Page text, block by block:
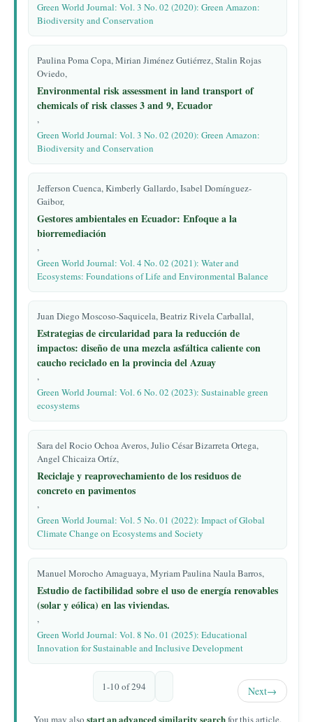
Green World Journal: Vol. 3 No. 02 (2020): Green Amazon:
Biodiversity and Conservation
Paulina Poma Copa, Mirian Jiménez Gutiérrez, Stalin Rojas
Oviedo,
Environmental risk assessment in land transport of
chemicals of risk classes 3 and 9, Ecuador
,
Green World Journal: Vol. 3 No. 02 (2020): Green Amazon:
Biodiversity and Conservation
Jefferson Cuenca, Kimberly Gallardo, Isabel Domínguez-
Gaibor,
Gestores ambientales en Ecuador: Enfoque a la
biorremediación
,
Green World Journal: Vol. 4 No. 02 (2021): Water and
Ecosystems: Foundations of Life and Environmental Balance
Juan Diego Moscoso-Saquicela, Beatriz Rivela Carballal,
Estrategias de circularidad para la reducción de
impactos: diseño de una mezcla asfáltica caliente con
caucho reciclado en la provincia del Azuay
,
Green World Journal: Vol. 6 No. 02 (2023): Sustainable green
ecosystems
Sara del Rocio Ochoa Averos, Julio César Bizarreta Ortega,
Angel Chicaiza Ortíz,
Reciclaje y reaprovechamiento de los residuos de
concreto en pavimentos
,
Green World Journal: Vol. 5 No. 01 (2022): Impact of Global
Climate Change on Ecosystems and Society
Manuel Morocho Amaguaya, Myriam Paulina Naula Barros,
Estudio de factibilidad sobre el uso de energía renovables
(solar y eólica) en las viviendas.
,
Green World Journal: Vol. 8 No. 01 (2025): Educational
Innovation for Sustainable and Inclusive Development
1-10 of 294 Next→
You may also start an advanced similarity searchfor this article.